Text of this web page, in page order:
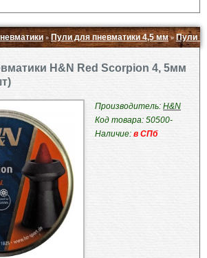
» Пули для пневматики 4,5 мм»Пули
H&N Red Scorpion 4, 5мм
Производитель: H&N
Код товара: 50500-
Наличие: в СПб